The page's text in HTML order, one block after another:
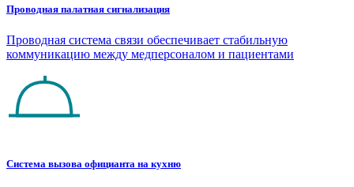
Проводная палатная сигнализация
Проводная система связи обеспечивает стабильную
коммуникацию между медперсоналом и пациентами
Система вызова официанта на кухню